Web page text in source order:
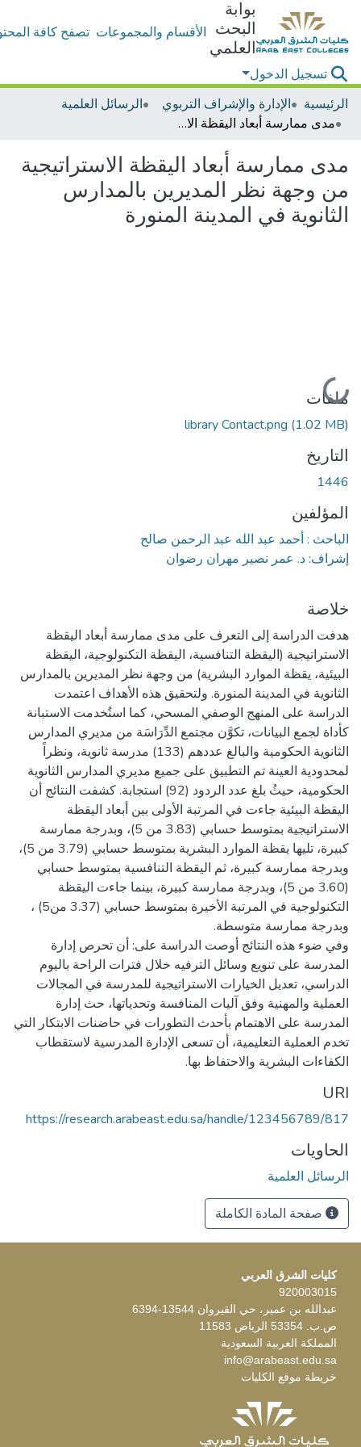
بوابة
البحث
العلمي
الأقسام والمجموعات تصفح كافة
تسجيل الدخول
الرئيسية
الإدارة والإشراف التربوي
الرسائل العلمية
مدى ممارسة أبعاد اليقظة الاستراتيجية من وجهة نظر المديرين بالمدارس الثانوية في المدينة المنورة
مدى ممارسة أبعاد اليقظة الاستراتيجية
من وجهة نظر المديرين بالمدارس
الثانوية في المدينة المنورة
جاري التحميل...
ملفات
library Contact.png (1.02 MB)
التاريخ
1446
المؤلفين
الباحث : أحمد عبد الله عبد الرحمن صالح
إشراف: د. عمر نصير مهران رضوان
خلاصة
هدفت الدراسة إلى التعرف على مدى ممارسة أبعاد اليقظة
الاستراتيجية (اليقظة التنافسية، اليقظة التكنولوجية، اليقظة
البيئية، يقظة الموارد البشرية) من وجهة نظر المديرين بالمدارس
الثانوية في المدينة المنورة. ولتحقيق هذه الأهداف اعتمدت
الدراسة على المنهج الوصفي المسحي، كما استُخدمت الاستبانة
كأداة لجمع البيانات، تكوَّن مجتمع الدِّرَاسَة من مديري المدارس
الثانوية الحكومية والبالغ عددهم (133) مدرسة ثانوية، ونظراً
لمحدودية العينة تم التطبيق على جميع مديري المدارس الثانوية
الحكومية، حيثُ بلغ عدد الردود (92) استجابة. كشفت النتائج أن
اليقظة البيئية جاءت في المرتبة الأولى بين أبعاد اليقظة
الاستراتيجية بمتوسط حسابي (3.83 من 5)، وبدرجة ممارسة
كبيرة، تليها يقظة الموارد البشرية بمتوسط حسابي (3.79 من 5)،
وبدرجة ممارسة كبيرة، ثم اليقظة التنافسية بمتوسط حسابي
(3.60 من 5)، وبدرجة ممارسة كبيرة، بينما جاءت اليقظة
التكنولوجية في المرتبة الأخيرة بمتوسط حسابي (3.37 من5) ،
وفي ضوء هذه النتائج أوصت الدراسة على: أن تحرص إدارة
المدرسة على تنويع وسائل الترفيه خلال فترات الراحة باليوم
الدراسي، تعديل الخيارات الاستراتيجية للمدرسة في المجالات
العملية والمهنية وفق آليات المنافسة وتحدياتها، حث إدارة
المدرسة على الاهتمام بأحدث التطورات في حاضنات الابتكار التي
تخدم العملية التعليمية، أن تسعى الإدارة المدرسية لاستقطاب
الكفاءات البشرية والاحتفاظ بها.
URI
https://research.arabeast.edu.sa/handle/123456789/817
الحاويات
الرسائل العلمية
صفحة المادة الكاملة
كليات الشرق العربي
920003015
عبدالله بن عمير، حي القيروان 13544-6394
ص.ب. 53354 الرياض 11583
المملكة العربية السعودية
info@arabeast.edu.sa
خريطة موقع الكليات